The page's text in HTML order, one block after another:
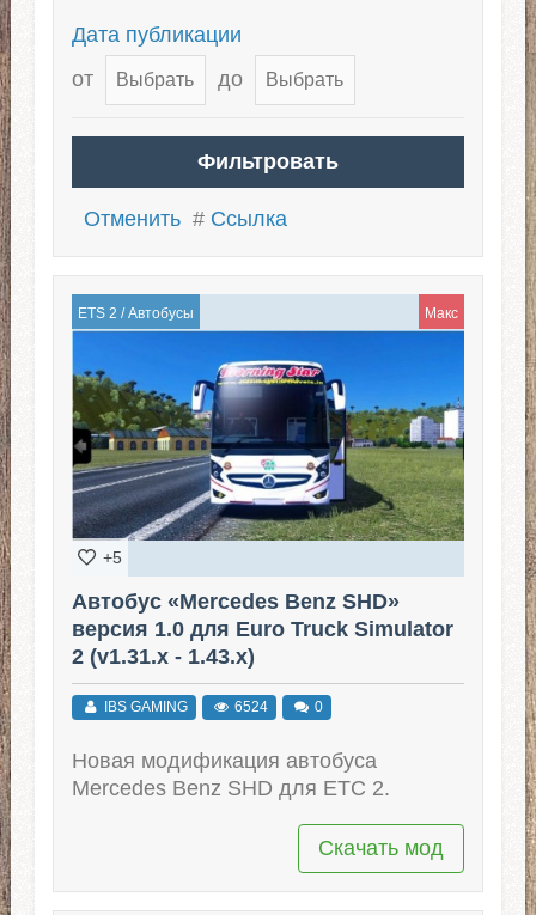
Дата публикации
от
до
Отменить # Ссылка
ETS 2 /Автобусы Макс
+5
Автобус «Mercedes Benz SHD»
версия 1.0 для Euro Truck Simulator
2 (v1.31.x - 1.43.x)
IBS GAMING 6524 0
Новая модификация автобуса
Mercedes Benz SHD для ЕТС 2.
Скачать мод